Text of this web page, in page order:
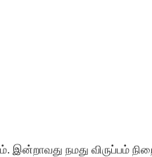
இன்றாவது நமது விருப்பம்